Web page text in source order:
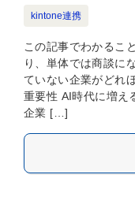
kintone連携
この記事でわかるこ
り、単体では商談に
ていない企業がどれ
重要性 AI時代に増え
企業 […]